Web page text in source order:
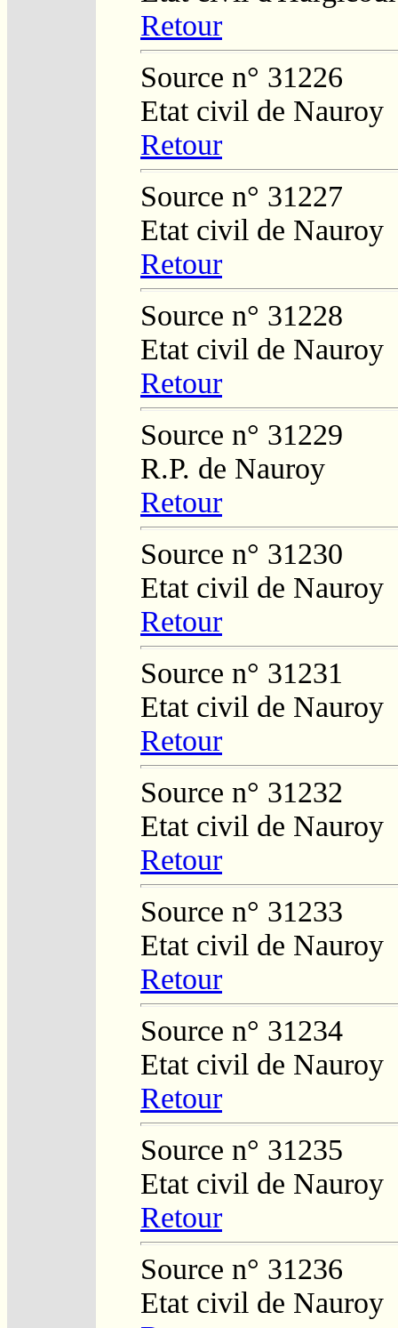
Retour
Source n° 31226
Etat civil de Nauroy
Retour
Source n° 31227
Etat civil de Nauroy
Retour
Source n° 31228
Etat civil de Nauroy
Retour
Source n° 31229
R.P. de Nauroy
Retour
Source n° 31230
Etat civil de Nauroy
Retour
Source n° 31231
Etat civil de Nauroy
Retour
Source n° 31232
Etat civil de Nauroy
Retour
Source n° 31233
Etat civil de Nauroy
Retour
Source n° 31234
Etat civil de Nauroy
Retour
Source n° 31235
Etat civil de Nauroy
Retour
Source n° 31236
Etat civil de Nauroy